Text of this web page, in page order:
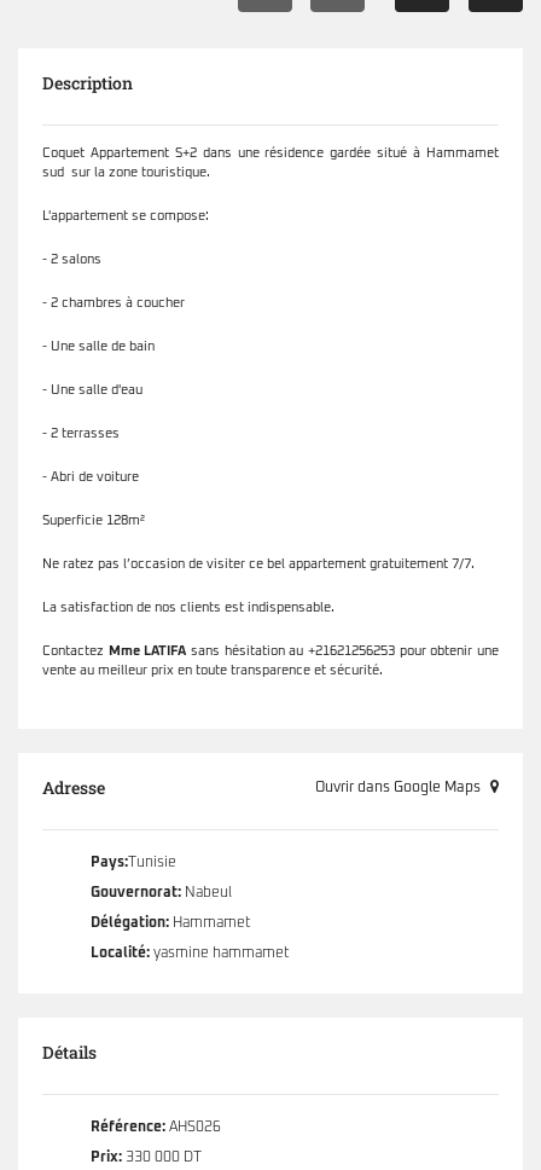
Description
Coquet Appartement S+2 dans une résidence gardée situé à Hammamet
sud sur la zone touristique.
L'appartement se compose:
- 2 salons
- 2 chambres à coucher
- Une salle de bain
- Une salle d'eau
- 2 terrasses
- Abri de voiture
Superficie 128m²
Ne ratez pas l’occasion de visiter ce bel appartement gratuitement 7/7.
La satisfaction de nos clients est indispensable.
Contactez Mme LATIFA sans hésitation au +21621256253 pour obtenir une
vente au meilleur prix en toute transparence et sécurité.
Adresse Ouvrir dans Google Maps
Pays: Tunisie
Gouvernorat: Nabeul
Délégation: Hammamet
Localité: yasmine hammamet
Détails
Référence: AHS026
Prix: 330 000 DT